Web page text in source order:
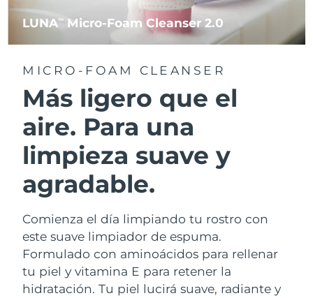
LUNATM Micro-Foam Cleanser 2.0
MICRO-FOAM CLEANSER
Más ligero que el
aire. Para una
limpieza suave y
agradable.
Comienza el día limpiando tu rostro con
este suave limpiador de espuma.
Formulado con aminoácidos para rellenar
tu piel y vitamina E para retener la
hidratación. Tu piel lucirá suave, radiante y